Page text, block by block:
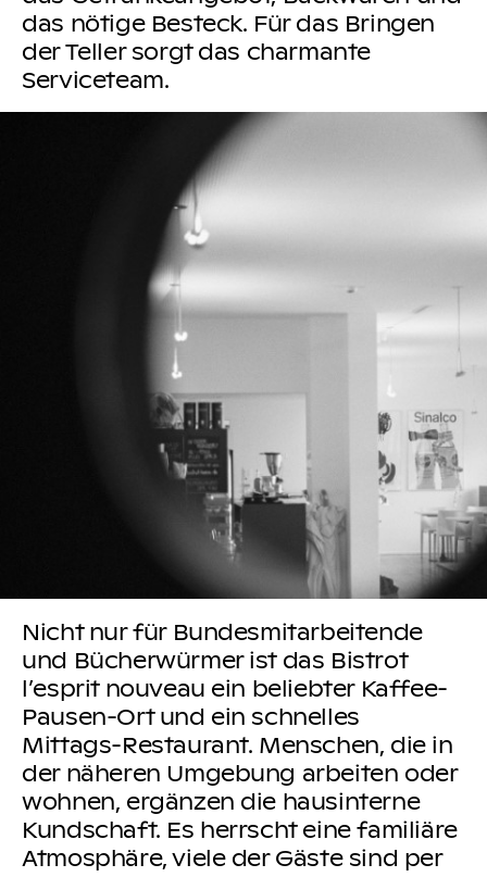
das nötige Besteck. Für das Bringen
der Teller sorgt das charmante
Serviceteam.
Nicht nur für Bundesmitarbeitende
und Bücherwürmer ist das Bistrot
l’esprit nouveau ein beliebter Kaffee-
Pausen-Ort und ein schnelles
Mittags-Restaurant. Menschen, die in
der näheren Umgebung arbeiten oder
wohnen, ergänzen die hausinterne
Kundschaft. Es herrscht eine familiäre
Atmosphäre, viele der Gäste sind per